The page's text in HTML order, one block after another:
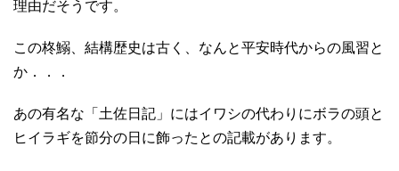
理由だそうです。
この柊鰯、結構歴史は古く、なんと平安時代からの風習と
か．．．
あの有名な「土佐日記」にはイワシの代わりにボラの頭と
ヒイラギを節分の日に飾ったとの記載があります。